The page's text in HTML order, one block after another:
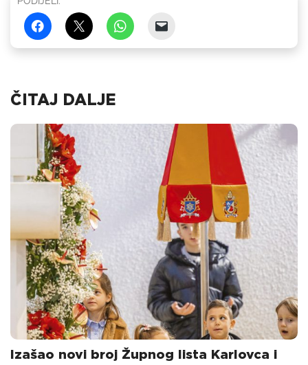
ČITAJ DALJE
Izašao novi broj Župnog lista Karlovca i